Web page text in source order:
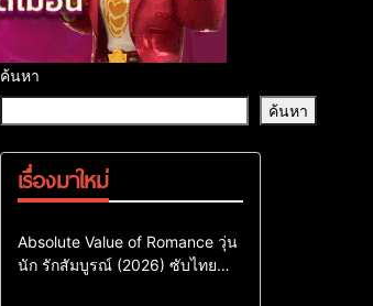
ค้นหา
ค้นหา
เรื่องมาใหม่
Comedy Drama
ซีรี่ย์เกาหลี
ซีรี่ย์เกาหลีซับไทย
Absolute Value of Romance วุ่น
นัก รักสัมบูรณ์ (2026) ซับไทย